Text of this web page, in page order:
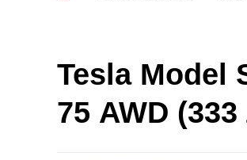
Tesla Model
75 AWD (333